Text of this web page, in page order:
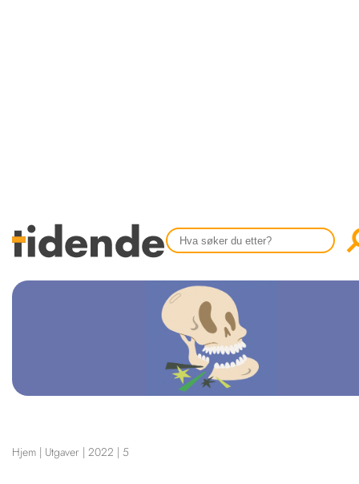
STILLINGER
KONTAKT
OM OSS
Hjem | Utgaver | 2022 | 5